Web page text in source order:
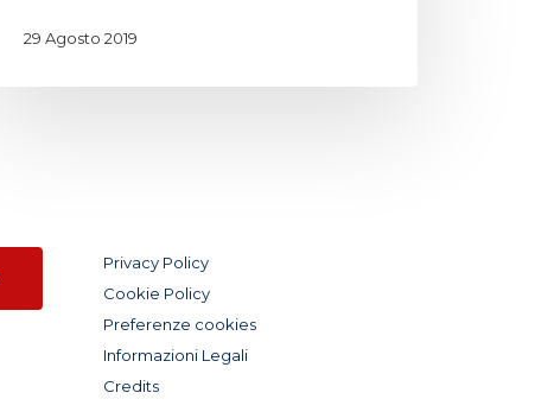
29 Agosto 2019
Privacy Policy
Cookie Policy
Preferenze cookies
Informazioni Legali
Credits